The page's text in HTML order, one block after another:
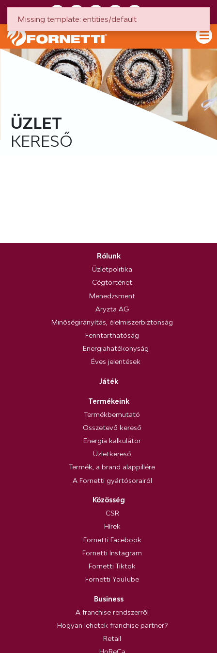
ÜZLET
KERESŐ
Rólunk
Üzletpolitika
Cégtörténet
Menedzsment
Aryzta AG
Minőségirányítás, élelmiszerbiztonság
Fenntarthatóság
Energiahatékonyság
Éves jelentések
Játék
Termékeink
Termékbemutató
Összetevő kereső
Energia kalkulátor
Üzletkereső
Termék, a brand alappillére
A Fornetti gyártósorairól
Közösség
CSR
Hírek
Fornetti Facebook
Fornetti Instagram
Fornetti Tiktok
Fornetti YouTube
Business
A franchise rendszerről
Hogyan lehetek franchise partner?
Retail
Missing template: entities/default